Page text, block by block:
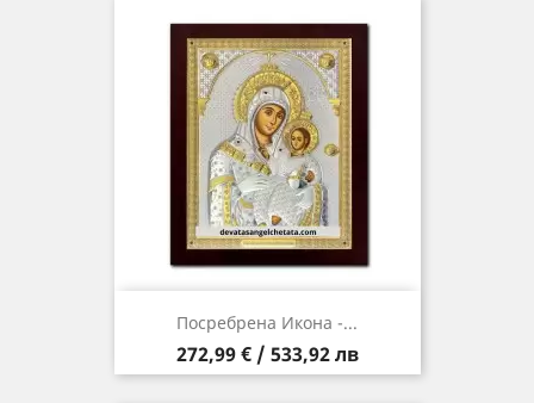
Посребрена Икона -...
Цена
272,99 € / 533,92 лв